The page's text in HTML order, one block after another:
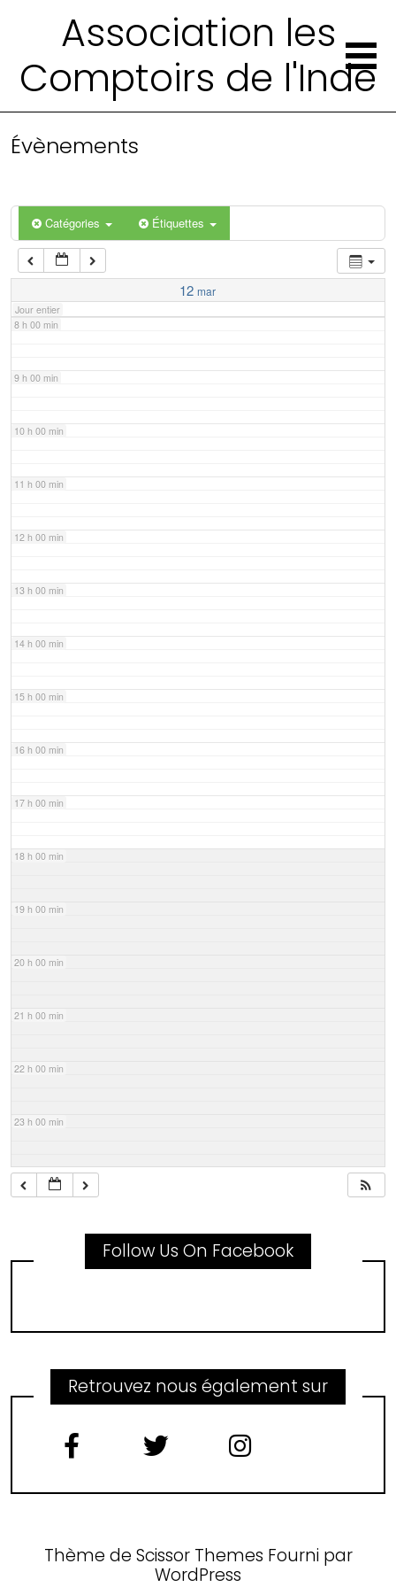
Association les
Comptoirs de l'Inde
Évènements
Catégories Étiquettes
12 mar
Jour entier
4 h 00 min
6 h 00 min
7 h 00 min
8 h 00 min
9 h 00 min
10 h 00 min
11 h 00 min
12 h 00 min
13 h 00 min
14 h 00 min
15 h 00 min
16 h 00 min
17 h 00 min
18 h 00 min
19 h 00 min
20 h 00 min
21 h 00 min
22 h 00 min
23 h 00 min
Follow Us On Facebook
Retrouvez nous également sur
Thème de Scissor Themes Fourni par
WordPress